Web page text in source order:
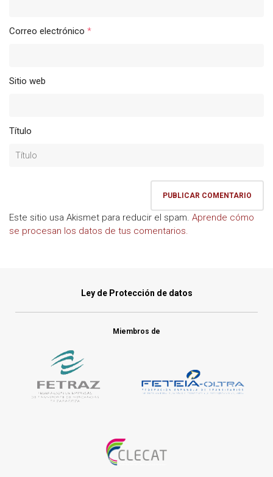
Correo electrónico *
Sitio web
Título
Este sitio usa Akismet para reducir el spam. Aprende cómo
se procesan los datos de tus comentarios.
Ley de Protección de datos
Miembros de